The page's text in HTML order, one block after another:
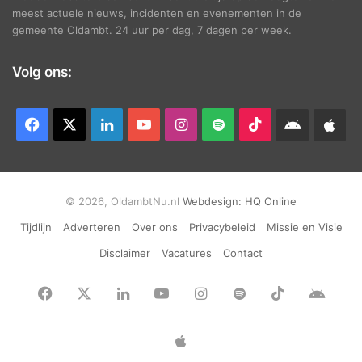
meest actuele nieuws, incidenten en evenementen in de
gemeente Oldambt. 24 uur per dag, 7 dagen per week.
Volg ons:
Facebook LinkedInYouTubeInstagram
Spotify TikTokAndroid
© 2026, OldambtNu.nl Webdesign: HQ Online
Tijdlijn
Adverteren Over ons Privacybeleid
Missie en Visie
Disclaimer
Vacatures Contact
Facebook LinkedInYouTubeInstagram
Spotify TikTok